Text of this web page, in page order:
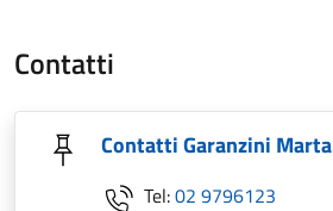
Contatti
Contatti Garanzini Marta
Tel:02 9796123